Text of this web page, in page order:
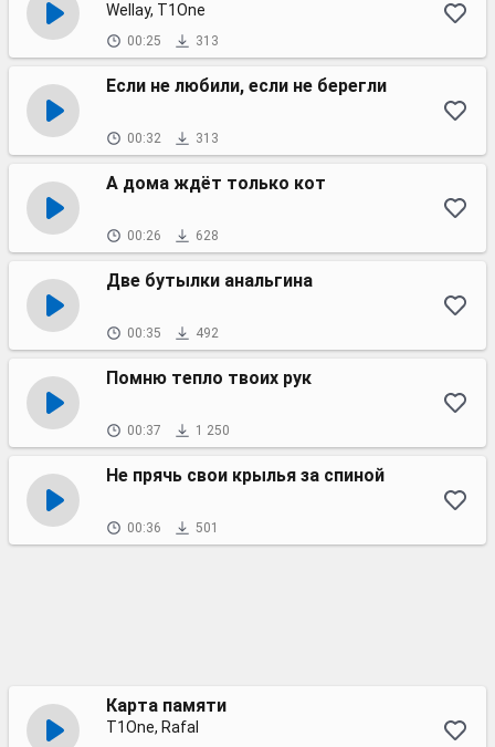
Wellay, T1One
00:25 313
Если не любили, если не берегли
00:32 313
А дома ждёт только кот
00:26 628
Две бутылки анальгина
00:35 492
Помню тепло твоих рук
00:37 1 250
Не прячь свои крылья за спиной
00:36 501
Карта памяти
T1One, Rafal